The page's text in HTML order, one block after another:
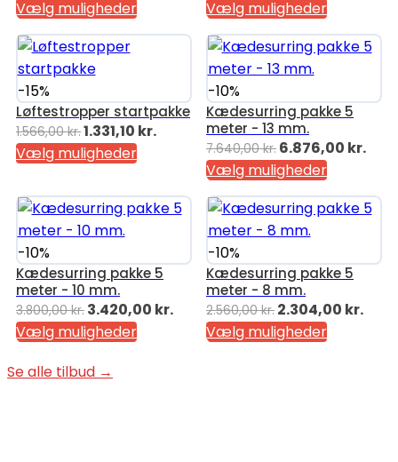
oprindelige
pris
var:
4.394,00 kr..
aktuelle
pris
3.734,90 kr..
Vælg muligheder
oprindelige
pris
var:
2.972,00 kr..
pris
er:
Vælg muligheder
-15%
Løftestropper startpakke
1.566,00kr.Den
oprindelige
var:
1.566,00 kr..
1.331,10 kr.Den
aktuelle
er:
1.331,10 kr..
Vælg muligheder
-10%
Kædesurring pakke 5
meter - 13 mm.
7.640,00kr. Den
oprindelige
pris
var:
7.640,00 kr..
6.876,00 kr.Den
pris
er:
Vælg muligheder
-10%
Kædesurring pakke 5
meter - 10 mm.
3.800,00kr. Den
oprindelige
var:
3.420,00 kr.Den
aktuelle
Vælg muligheder
-10%
Kædesurring pakke 5
meter - 8 mm.
2.560,00kr. Den
oprindelige
2.304,00 kr.Den
Vælg muligheder
Se alle tilbud →